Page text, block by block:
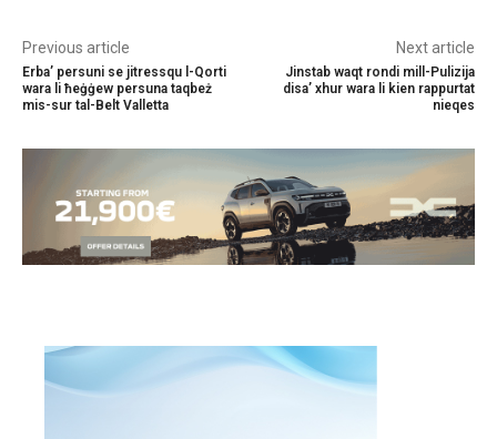
Previous article
Erba’ persuni se jitressqu l-Qorti
wara li ħeġġew persuna taqbeż
mis-sur tal-Belt Valletta
Next article
Jinstab waqt rondi mill-Pulizija
disa’ xhur wara li kien rappurtat
nieqes